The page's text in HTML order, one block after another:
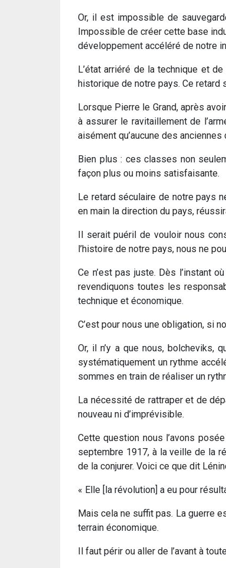
Or, il est impossible de
Impossible de créer cette base
développement accéléré de notre
L’état arriéré de la technique et
historique de notre pays. Ce retard
Lorsque Pierre le Grand, après
à assurer le ravitaillement de
aisément qu’aucune des
Bien plus : ces classes non
façon plus ou moins satisfaisante.
Le retard séculaire de notre pays
en main la direction du pays,
Il serait puéril de vouloir nous
l’histoire de notre pays, nous ne
Ce n’est pas juste. Dès l’instant
revendiquons toutes les
technique et économique.
C’est pour nous une obligation, si
Or, il n’y a que nous, bolcheviks,
systématiquement un rythme
sommes en train de réaliser un
La nécessité de rattraper et de
nouveau ni d’imprévisible.
Cette question nous l’avons
septembre 1917, à la veille de la
de la conjurer. Voici ce que dit
« Elle [la révolution] a eu pour
Mais cela ne suffit pas. La guerre
terrain économique.
Il faut périr ou aller de l’avant à